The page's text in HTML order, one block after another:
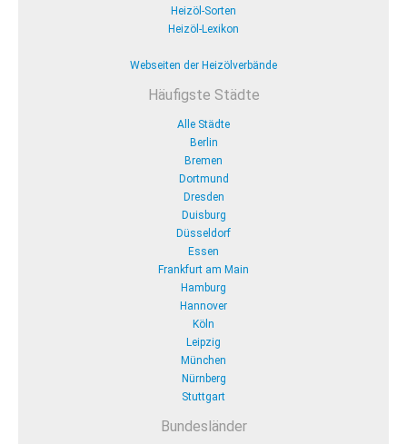
Heizöl-Sorten
Heizöl-Lexikon
Webseiten der Heizölverbände
Häufigste Städte
Alle Städte
Berlin
Bremen
Dortmund
Dresden
Duisburg
Düsseldorf
Essen
Frankfurt am Main
Hamburg
Hannover
Köln
Leipzig
München
Nürnberg
Stuttgart
Bundesländer